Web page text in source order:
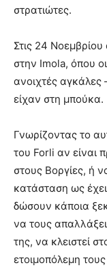
στρατιώτες.
Στις 24
στην Imola, όπου
ανοιχτές
είχαν στη μπούκα.
Γνωρίζοντας το
του Forli αν είναι
στους Βοργίες, ή
κατάσταση ως
δώσουν κάποια
να τους
της, να κλειστεί
ετοιμοπόλεμη τους